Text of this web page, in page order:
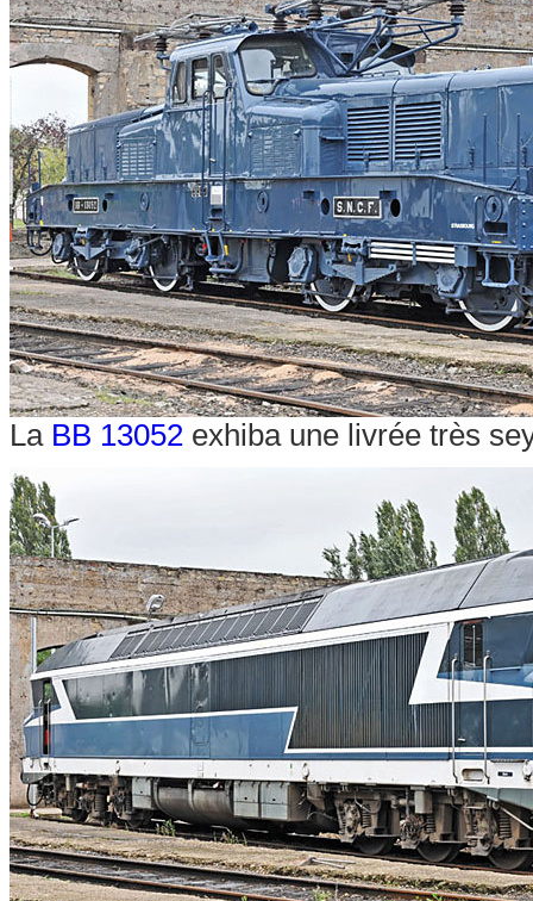
La BB 13052 exhiba une livrée très